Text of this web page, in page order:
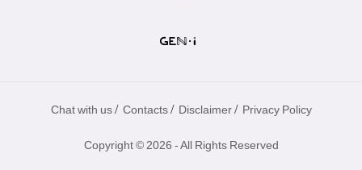
Chat with us / Contacts / Disclaimer / Privacy Policy
Copyright © 2026 - All Rights Reserved